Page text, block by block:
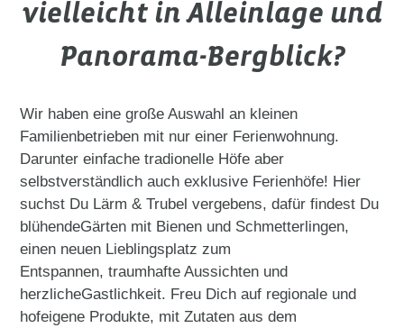
vielleicht in Alleinlage und
Panorama-Bergblick?
Wir haben eine große Auswahl an kleinen
Familienbetrieben mit nur einer Ferienwohnung.
Darunter einfache tradionelle Höfe aber
selbstverständlich auch exklusive Ferienhöfe! Hier
suchst Du Lärm & Trubel vergebens, dafür findest Du
blühendeGärten mit Bienen und Schmetterlingen,
einen neuen Lieblingsplatz zum
Entspannen, traumhafte Aussichten und
herzlicheGastlichkeit. Freu Dich auf regionale und
hofeigene Produkte, mit Zutaten aus dem